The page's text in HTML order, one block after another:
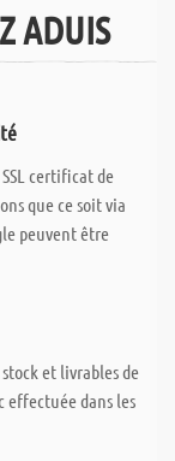
ADUIS
certificat de
que ce soit via
peuvent être
et livrables de
effectuée dans les